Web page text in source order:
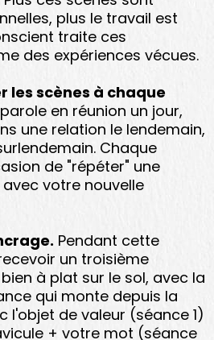
plus le travail est
traite ces
des expériences vécues.
les scènes à chaque
en réunion un jour,
une relation le lendemain,
Chaque
de "répéter" une
votre nouvelle
Pendant cette
un troisième
à plat sur le sol, avec la
qui monte depuis la
l'objet de valeur (séance 1)
+ votre mot (séance